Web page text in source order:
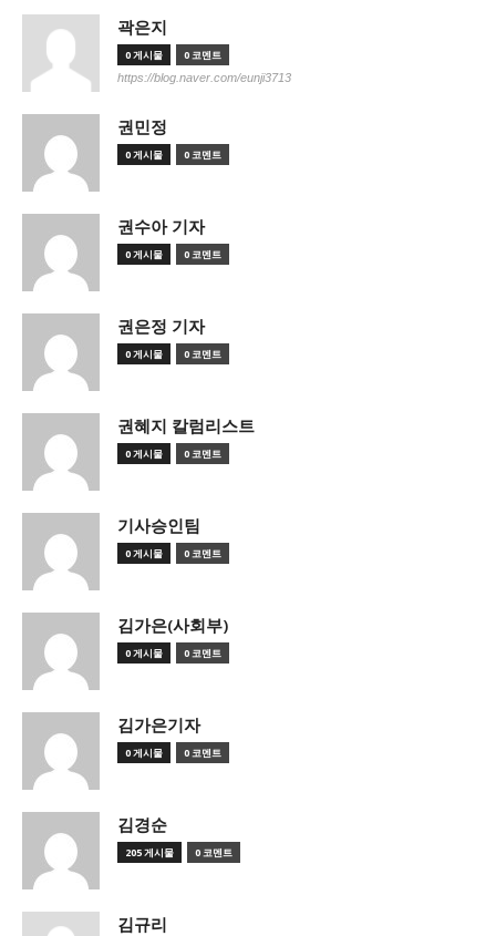
곽은지
0 게시물 0 코멘트
https://blog.naver.com/eunji3713
권민정
0 게시물 0 코멘트
권수아 기자
0 게시물 0 코멘트
권은정 기자
0 게시물 0 코멘트
권혜지 칼럼리스트
0 게시물 0 코멘트
기사승인팀
0 게시물 0 코멘트
김가은(사회부)
0 게시물 0 코멘트
김가은기자
0 게시물 0 코멘트
김경순
205 게시물 0 코멘트
김규리